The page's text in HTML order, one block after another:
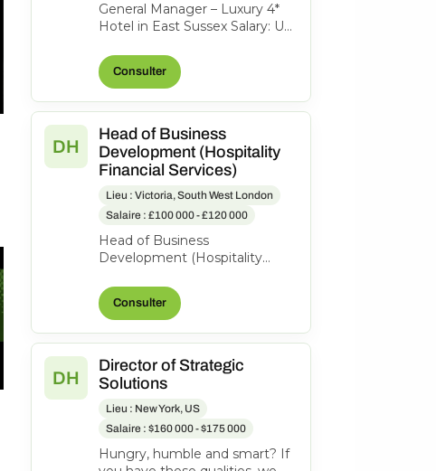
General Manager – Luxury 4*
Hotel in East Sussex Salary: Up
exciting opportunity has arisen
fo...Consulter
DH
Head of Business
Development (Hospitality
Financial Services)
Lieu : Victoria, South West London
Salaire : £100 000 - £120 000
Head of Business
Development (Hospitality
£120k-£130k OTE | Hybrid
Hybrid | London fiel...
Consulter
DH
Director of Strategic
Solutions
Lieu : New York, US
Salaire : $160 000 - $175 000
Hungry, humble and smart? If